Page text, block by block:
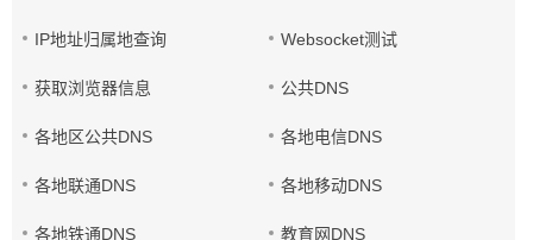
IP地址归属地查询 Websocket测试
获取浏览器信息 公共DNS
各地区公共DNS 各地电信DNS
各地联通DNS 各地移动DNS
各地铁通DNS 教育网DNS